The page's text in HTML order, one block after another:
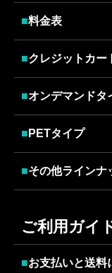
■料金表
■クレジットカー
■オンデマンドタ
■ PETタイプ
■その他ラインナ
ご利用ガイ
■お支払いと送料